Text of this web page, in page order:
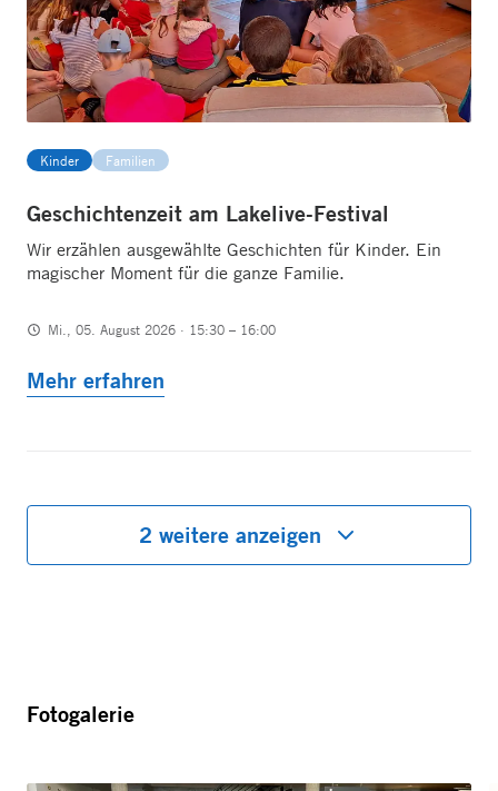
Kinder Familien
Geschichtenzeit am Lakelive-Festival
Wir erzählen ausgewählte Geschichten für Kinder. Ein
magischer Moment für die ganze Familie.
Mi., 05. August 2026 · 15:30 – 16:00
Mehr erfahren
2 weitere anzeigen
Fotogalerie